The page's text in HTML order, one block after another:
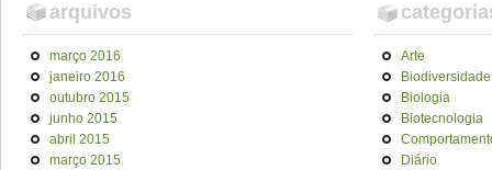
arquivos
março 2016
janeiro 2016
outubro 2015
junho 2015
abril 2015
março 2015
Arte
Biodiversidade
Biologia
Biotecnologia
Diário